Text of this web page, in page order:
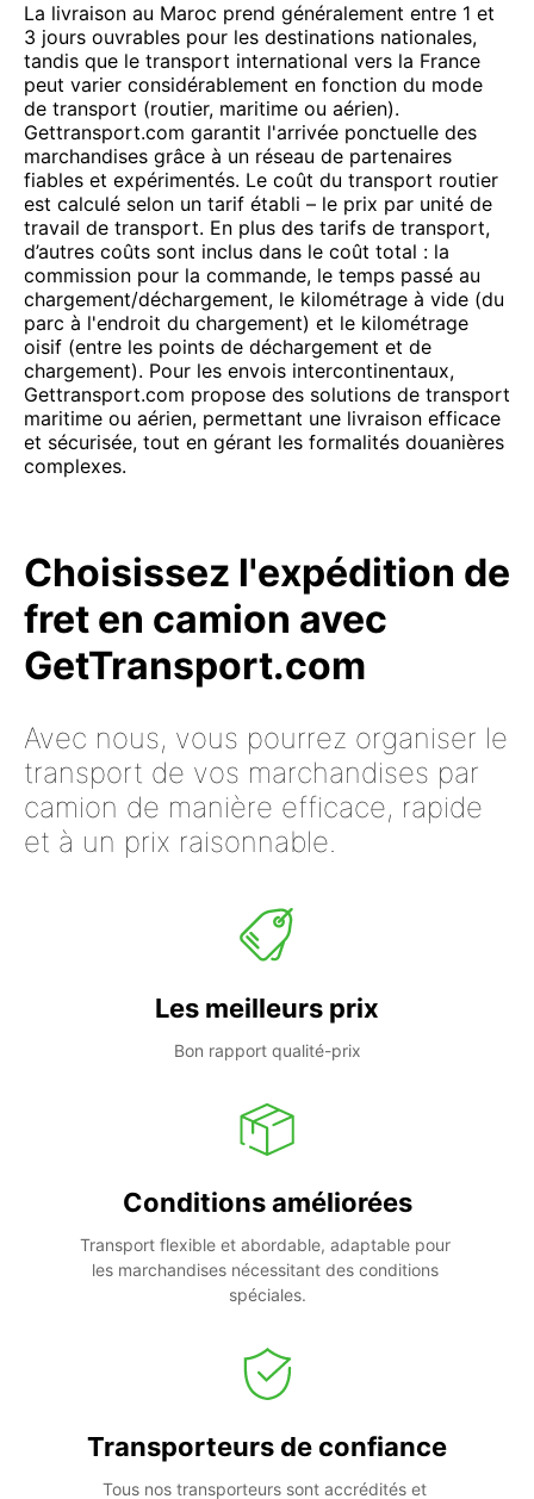
La livraison au Maroc prend généralement entre 1 et
3 jours ouvrables pour les destinations nationales,
tandis que le transport international vers la France
peut varier considérablement en fonction du mode
de transport (routier, maritime ou aérien).
Gettransport.com garantit l'arrivée ponctuelle des
marchandises grâce à un réseau de partenaires
fiables et expérimentés. Le coût du transport routier
est calculé selon un tarif établi – le prix par unité de
travail de transport. En plus des tarifs de transport,
d’autres coûts sont inclus dans le coût total : la
commission pour la commande, le temps passé au
chargement/déchargement, le kilométrage à vide (du
parc à l'endroit du chargement) et le kilométrage
oisif (entre les points de déchargement et de
chargement). Pour les envois intercontinentaux,
Gettransport.com propose des solutions de transport
maritime ou aérien, permettant une livraison efficace
et sécurisée, tout en gérant les formalités douanières
complexes.
Choisissez l'expédition de
fret en camion avec
GetTransport.com
Avec nous, vous pourrez organiser le
transport de vos marchandises par
camion de manière efficace, rapide
et à un prix raisonnable.
Les meilleurs prix
Bon rapport qualité-prix
Conditions améliorées
Transport flexible et abordable, adaptable pour
les marchandises nécessitant des conditions
spéciales.
Transporteurs de confiance
Tous nos transporteurs sont accrédités et